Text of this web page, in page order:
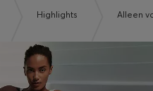
Highlights Alleen